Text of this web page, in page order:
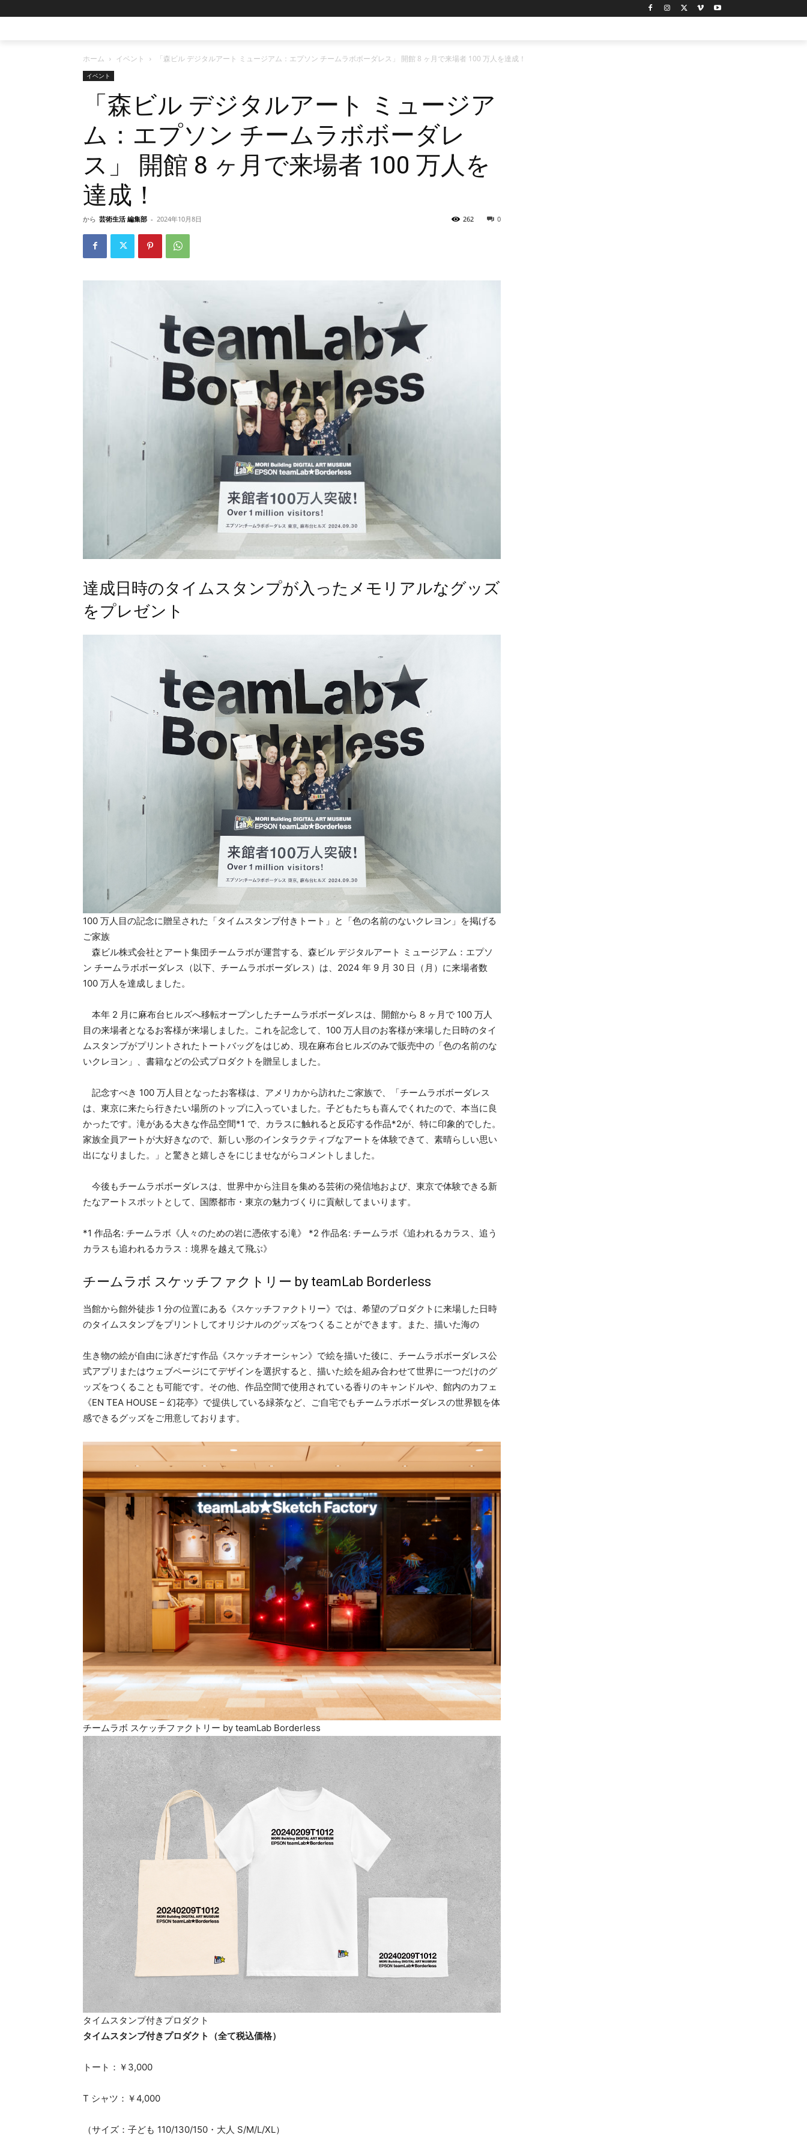
ホーム イベント 「森ビル デジタルアート ミュージアム：エプソン チームラボボーダレス」 開館 8 ヶ月で来場者 100 万人を達成！
イベント
「森ビル デジタルアート ミュージア
ム：エプソン チームラボボーダレ
ス」 開館 8 ヶ月で来場者 100 万人を
達成！
から 芸術生活 編集部 - 2024年10月8日 0
262
達成日時のタイムスタンプが入ったメモリアルなグッズ
をプレゼント
100 万人目の記念に贈呈された「タイムスタンプ付きトート」と「色の名前のないクレヨン」を掲げる
ご家族
森ビル株式会社とアート集団チームラボが運営する、森ビル デジタルアート ミュージアム：エプソ
ン チームラボボーダレス（以下、チームラボボーダレス）は、2024 年 9 月 30 日（月）に来場者数
100 万人を達成しました。
本年 2 月に麻布台ヒルズへ移転オープンしたチームラボボーダレスは、開館から 8 ヶ月で 100 万人
目の来場者となるお客様が来場しました。これを記念して、100 万人目のお客様が来場した日時のタイ
ムスタンプがプリントされたトートバッグをはじめ、現在麻布台ヒルズのみで販売中の「色の名前のな
いクレヨン」、書籍などの公式プロダクトを贈呈しました。
記念すべき 100 万人目となったお客様は、アメリカから訪れたご家族で、「チームラボボーダレス
は、東京に来たら行きたい場所のトップに入っていました。子どもたちも喜んでくれたので、本当に良
かったです。滝がある大きな作品空間*1 で、カラスに触れると反応する作品*2が、特に印象的でした。
家族全員アートが大好きなので、新しい形のインタラクティブなアートを体験できて、素晴らしい思い
出になりました。」と驚きと嬉しさをにじませながらコメントしました。
今後もチームラボボーダレスは、世界中から注目を集める芸術の発信地および、東京で体験できる新
たなアートスポットとして、国際都市・東京の魅力づくりに貢献してまいります。
*1 作品名: チームラボ《人々のための岩に憑依する滝》 *2 作品名: チームラボ《追われるカラス、追う
カラスも追われるカラス：境界を越えて飛ぶ》
チームラボ スケッチファクトリー by teamLab Borderless
当館から館外徒歩 1 分の位置にある《スケッチファクトリー》では、希望のプロダクトに来場した日時
のタイムスタンプをプリントしてオリジナルのグッズをつくることができます。また、描いた海の
生き物の絵が自由に泳ぎだす作品《スケッチオーシャン》で絵を描いた後に、チームラボボーダレス公
式アプリまたはウェブページにてデザインを選択すると、描いた絵を組み合わせて世界に一つだけのグ
ッズをつくることも可能です。その他、作品空間で使用されている香りのキャンドルや、館内のカフェ
《EN TEA HOUSE – 幻花亭》で提供している緑茶など、ご自宅でもチームラボボーダレスの世界観を体
感できるグッズをご用意しております。
チームラボ スケッチファクトリー by teamLab Borderless
タイムスタンプ付きプロダクト
タイムスタンプ付きプロダクト（全て税込価格）
トート：￥3,000
T シャツ：￥4,000
（サイズ：子ども 110/130/150・大人 S/M/L/XL）